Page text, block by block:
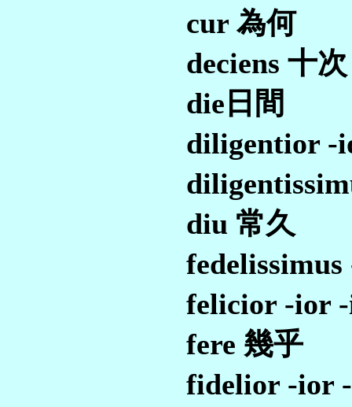
cur 為何
deciens 十次
die日間
diligentior -
diu 常久
felicior -ior
fere 幾乎
fidelior -ior